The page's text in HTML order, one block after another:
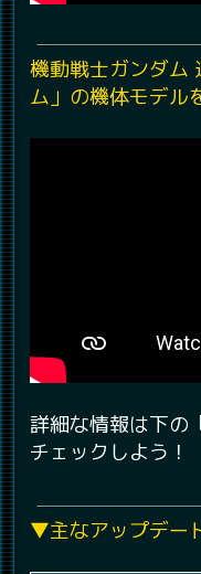
機動戦士ガンダム
ム」の機体モデル
詳細な情報は下の
チェックしよう！
▼主なアップデー